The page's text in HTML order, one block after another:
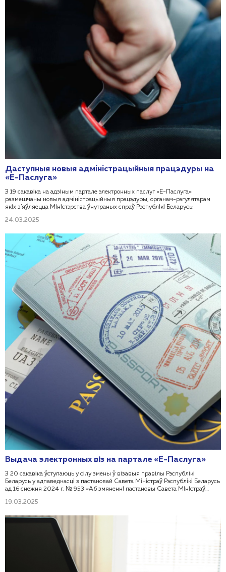
Даступныя новыя адміністрацыйныя працэдуры на
«Е-Паслуга»
З 19 сакавіка на адзіным партале электронных паслуг «Е-Паслуга»
размешчаны новыя адміністрацыйныя працэдуры, органам-рэгулятарам
якіх з'яўляецца Міністэрства ўнутраных спраў Рэспублікі Беларусь:
24.03.2025
Выдача электронных віз на партале «Е-Паслуга»
З 20 сакавіка ўступаюць у сілу змены ў візавыя правілы Рэспублікі
Беларусь у адпаведнасці з пастановай Савета Міністраў Рэспублікі Беларусь
ад 16 снежня 2024 г. № 953 «Аб змяненні пастановы Савета Міністраў
выдачы ўязных электронных віз у Рэспубліку Беларусь з дапамогай
на адзіным партале электронных паслуг «Е-Паслуга» будзе даступна да
заказу новая электронная паслуга Міністэрства замежных спраў Рэспублікі
Беларусь: 3.04.01 «Выдача электронных віз».
19.03.2025